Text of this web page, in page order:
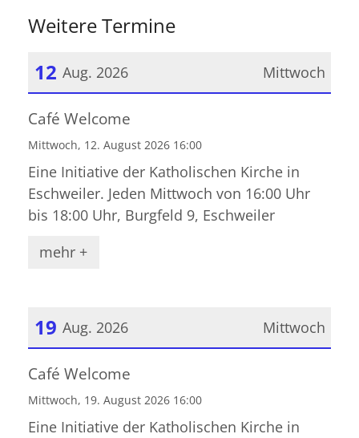
Weitere Termine
Mittwoch
12 Aug. 2026
Datum: 12. August 2026
Café Welcome
Mittwoch, 12. August 2026 16:00
Eine Initiative der Katholischen Kirche in
Eschweiler. Jeden Mittwoch von 16:00 Uhr
bis 18:00 Uhr, Burgfeld 9, Eschweiler
mehr +
Mittwoch
19 Aug. 2026
Datum: 19. August 2026
Café Welcome
Mittwoch, 19. August 2026 16:00
Eine Initiative der Katholischen Kirche in